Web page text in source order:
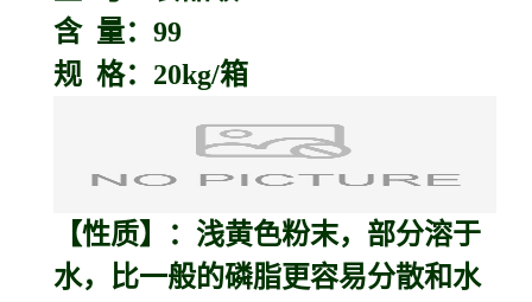
含 量：99
规 格：20kg/箱
【性质】：浅黄色粉末，部分溶于
水，比一般的磷脂更容易分散和水